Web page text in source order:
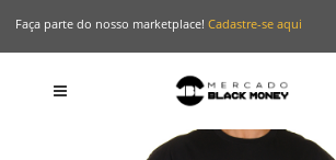
Faça parte do nosso marketplace! Cadastre-se aqui